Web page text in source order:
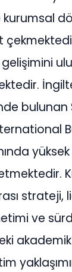
kurumsal
bulunan
yüksek
strateji,
ve
akademik